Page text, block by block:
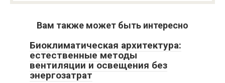
Вам также может быть интересно
Биоклиматическая архитектура:
естественные методы
вентиляции и освещения без
энергозатрат